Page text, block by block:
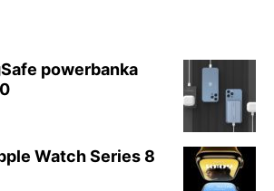
powerbanka
Watch Series 8